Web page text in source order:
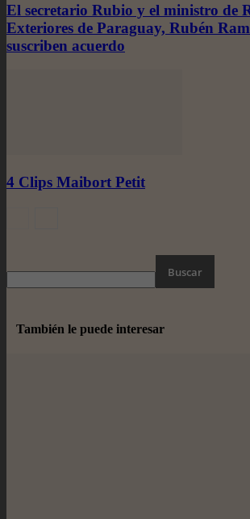
El secretario Rubio y el ministro de
Exteriores de Paraguay, Rubén
suscriben acuerdo
4 Clips Maibort Petit
También le puede interesar